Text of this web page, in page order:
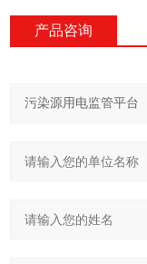
产品咨询